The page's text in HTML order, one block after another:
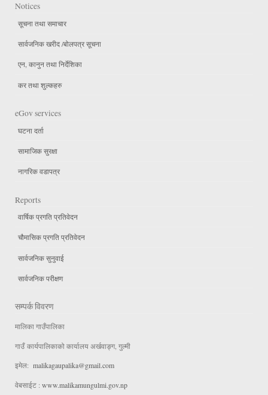
Notices
सूचना तथा समाचार
सार्वजनिक खरीद /बोलपत्र सूचना
एन, कानुन तथा निर्देशिका
कर तथा शुल्कहरु
eGov services
घटना दर्ता
सामाजिक सुरक्षा
नागरिक वडापत्र
Reports
वार्षिक प्रगति प्रतिवेदन
चौमासिक प्रगति प्रतिवेदन
सार्वजनिक सुनुवाई
सार्वजनिक परीक्षण
सम्पर्क विवरण
मालिका गाउँपालिका
गाउँ कार्यपालिकाको कार्यालय अर्खवाङ्ग, गुल्मी
इमेल: malikagaupalika@gmail.com
वेबसाईट : www.malikamungulmi.gov.np